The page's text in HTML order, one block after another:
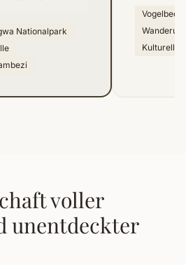
Nationalpark
Kulturelle
voller
unentdeckter